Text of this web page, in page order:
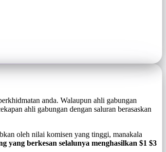
anda. Walaupun ahli gabungan
ahli gabungan dengan saluran berasaskan
oleh nilai komisen yang tinggi, manakala
yang berkesan selalunya menghasilkan $1 $3